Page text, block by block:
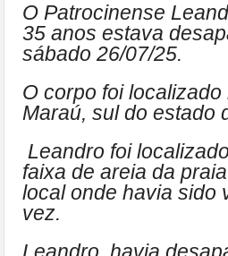
O Patrocinense
35 anos estava
sábado 26/07/25.
O corpo foi
Maraú, sul do estado
Leandro foi
faixa de areia da
local onde havia sido
vez.